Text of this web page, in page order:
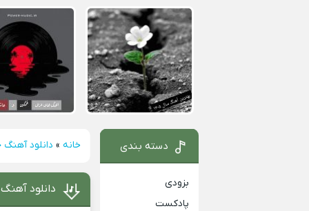
خانه » دانلود
دانلود
دسته بندی
بزودی
پادکست